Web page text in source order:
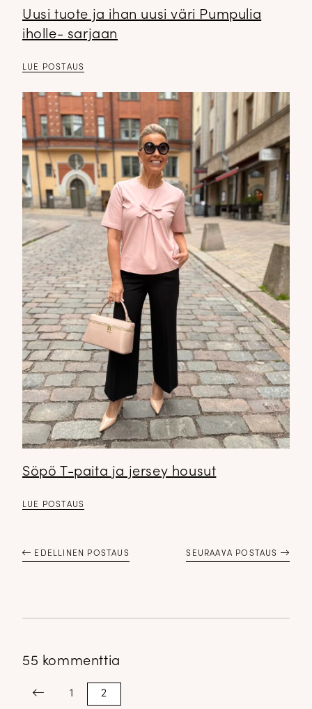
Uusi tuote ja ihan uusi väri Pumpulia
iholle- sarjaan
LUE POSTAUS
Söpö T-paita ja jersey housut
LUE POSTAUS
EDELLINEN POSTAUS SEURAAVA POSTAUS
55 kommenttia
Kommenttien
Previous
1 2
DOPP tyylikirje!
Tilaa tyylikirje ja inspiroidu ajattomasta tyylistä sekä uusista
näkökulmista pukeutumiseen — arkeen ja juhlaan. Uutiset,
uutuudet ja ajattomat ideat saapuvat suoraan sähköpostiisi!
Tilaa tyylikirje